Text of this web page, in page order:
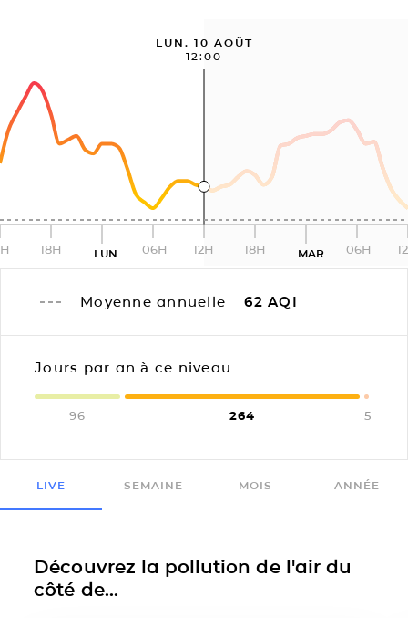
LUN. 10 AOÛT
12:00
18H LUN 06H 12H 18H MAR 06H
Moyenne annuelle 62 AQI
Jours par an à ce niveau
96 264 5
LIVE SEMAINE MOIS ANNÉE
Découvrez la pollution de l'air du
côté de...